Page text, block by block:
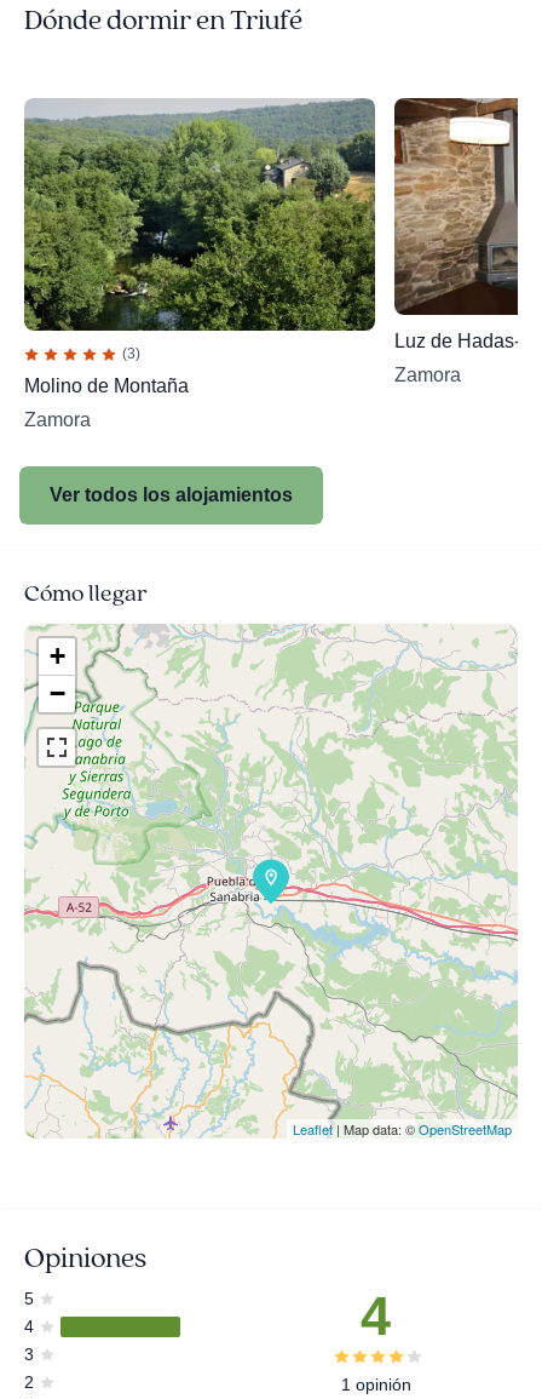
Dónde dormir en Triufé
(3)
Molino de Montaña
Zamora
Luz de Hadas-
Zamora
Ver todos los alojamientos
Cómo llegar
+
−
Leaflet| Map data: ©OpenStreetMap
Opiniones
5
4
3
2
4
1 opinión